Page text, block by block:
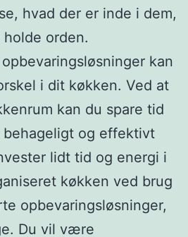
hvad der er inde i dem,
orden.
kan
i dit køkken. Ved at
kan du spare tid
behageligt og effektivt
lidt tid og energi i
køkken ved brug
opbevaringsløsninger,
Du vil være